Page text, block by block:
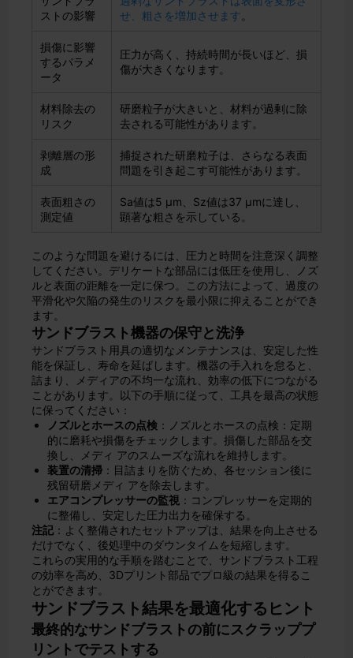
ストの影響
せ、粗さを増加させます。
損傷に影響
するパラメ
ータ
圧力が高く、持続時間が長いほど、損
傷が大きくなります。
材料除去の
リスク
研磨粒子が大きいと、材料が過剰に除
去される可能性があります。
剥離層の形
成
捕捉された研磨粒子は、さらなる表面
問題を引き起こす可能性があります。
表面粗さの
測定値
Sa値は5 µm、Sz値は37 µmに達し、
顕著な粗さを示している。
このような問題を避けるには、圧力と時間を注意深く調整
してください。デリケートな部品には低圧を使用し、ノズ
ルと表面の距離を一定に保つ。この方法によって、過度の
平滑化や欠陥の発生のリスクを最小限に抑えることができ
ます。
サンドブラスト機器の保守と洗浄
サンドブラスト用具の適切なメンテナンスは、安定した性
能を保証し、寿命を延ばします。機器の手入れを怠ると、
詰まり、メディアの不均一な流れ、効率の低下につながる
ことがあります。以下の手順に従って、工具を最高の状態
に保ってください：
ノズルとホースの点検 ：ノズルとホースの点検：定期
的に磨耗や損傷をチェックします。損傷した部品を交
換し、メディ アのスムーズな流れを維持します。
装置の清掃 ：目詰まりを防ぐため、各セッション後に
残留研磨メディ アを除去します。
エアコンプレッサーの監視 ：コンプレッサーを定期的
に整備し、安定した圧力出力を確保する。
注記 ：よく整備されたセットアップは、結果を向上させる
だけでなく、後処理中のダウンタイムを短縮します。
これらの実用的な手順を踏むことで、サンドブラスト工程
の効率を高め、3Dプリント部品でプロ級の結果を得るこ
とができます。
サンドブラスト結果を最適化するヒント
最終的なサンドブラストの前にスクラッププ
リントでテストする